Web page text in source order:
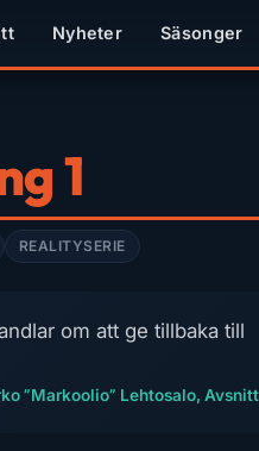
Nyheter Säsonger
1
REALITYSERIE
om att ge tillbaka till
”Markoolio” Lehtosalo, Avsnitt